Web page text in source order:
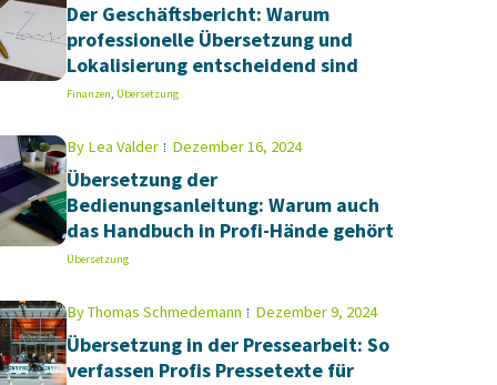
Der Geschäftsbericht: Warum
professionelle Übersetzung und
Lokalisierung entscheidend sind
Finanzen, Übersetzung
ByLea Valder Dezember 16, 2024
Übersetzung der
Bedienungsanleitung: Warum auch
das Handbuch in Profi-Hände gehört
Übersetzung
ByThomas Schmedemann Dezember 9, 2024
Übersetzung in der Pressearbeit: So
verfassen Profis Pressetexte für